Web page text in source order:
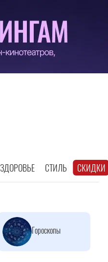
ЗДОРОВЬЕ СТИЛЬ СКИДКИ
Гороскопы